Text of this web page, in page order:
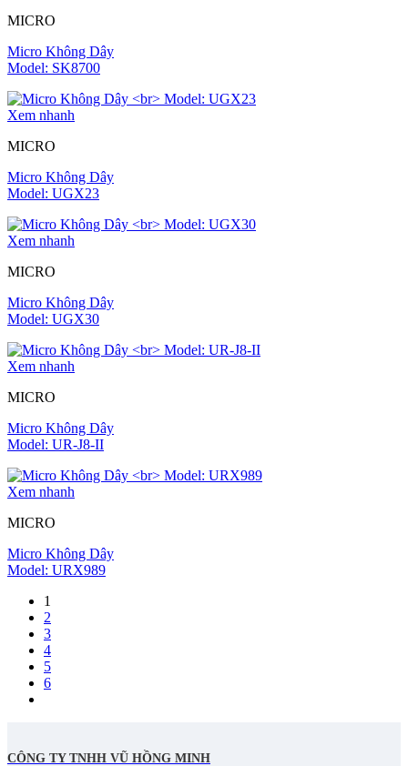
MICRO
Micro Không Dây
Model: SK8700
Xem nhanh
MICRO
Micro Không Dây
Model: UGX23
Xem nhanh
MICRO
Micro Không Dây
Model: UGX30
Xem nhanh
MICRO
Micro Không Dây
Model: UR-J8-II
Xem nhanh
MICRO
Micro Không Dây
Model: URX989
1
2
3
4
5
6
CÔNG TY TNHH VŨ HỒNG MINH